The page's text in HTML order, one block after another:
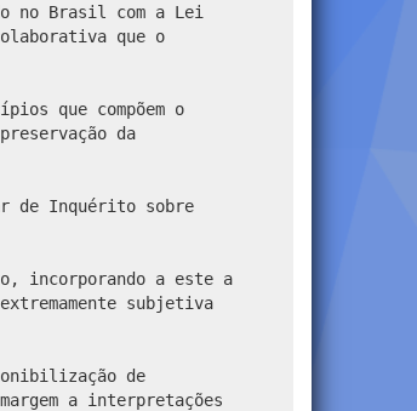
no Brasil com a Lei
que o
que compõem o
da
de Inquérito sobre
incorporando a este a
subjetiva
de
a interpretações